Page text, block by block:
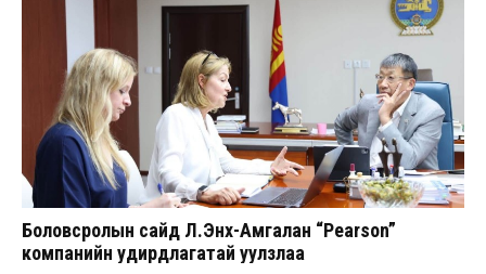
Боловсролын сайд Л.Энх-Амгалан “Pearson”
компанийн удирдлагатай уулзлаа